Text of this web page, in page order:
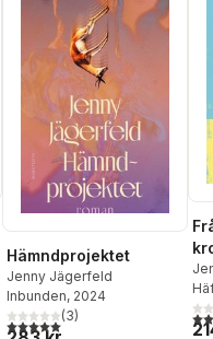
röster:
Hämndprojektet
Jenny Jägerfeld
Inbunden, 2024
5,0utav 5 stjärnor. Totalt antal
(3)
5,0